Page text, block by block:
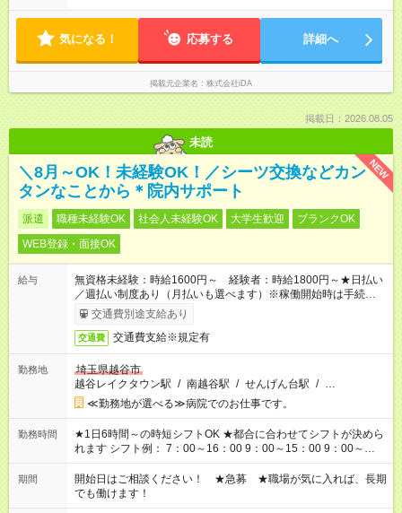
気になる！ 応募する 詳細へ
掲載元企業名 株式会社iDA
掲載日：2026.08.05
未読
NEW
＼8月～OK！未経験OK！／シーツ交換などカン
タンなことから＊院内サポート
派遣 職種未経験OK 社会人未経験OK 大学生歓迎
ブランクOK
WEB登録・面接OK
給与
無資格未経験：時給1600円～ 経験者：時給1800円～★日払い
／週払い制度あり（月払いも選べます）※稼働開始時は手続き完
了次第のお支払いとなります。
交通費別途支給あり
交通費 交通費支給※規定有
勤務地
埼玉県越谷市
越谷レイクタウン駅 / 南越谷駅 / せんげん台駅 / …
≪勤務地が選べる≫病院でのお仕事です。
勤務時間
★1日6時間～の時短シフトOK ★都合に合わせてシフトが決めら
れます シフト例： 7：00～16：00 9：00～15：00 9：00～
18：00 11：00～20：00 など ※Wワークの場合、他のお仕事と
合わせ週40時間超の就業はご案内できません ※法令に基づき、
週20時間以上勤務は社会保険への加入対象となります ※労働者
派遣法（日雇い派遣の原則禁止）により、短時間・短期間の就
期間
開始日はご相談ください！ ★急募 ★職場が気に入れば、長期
でも働けます！